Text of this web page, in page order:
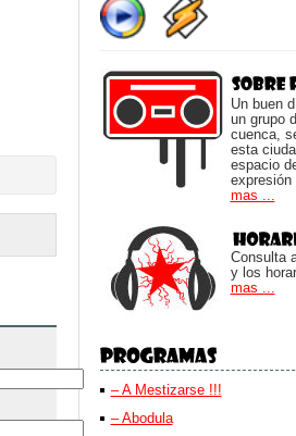
Un buen
un grupo
cuenca,
esta
espacio
expresión
mas ...
Consulta
y los
mas ...
– A Mestizarse !!!
– Abodula